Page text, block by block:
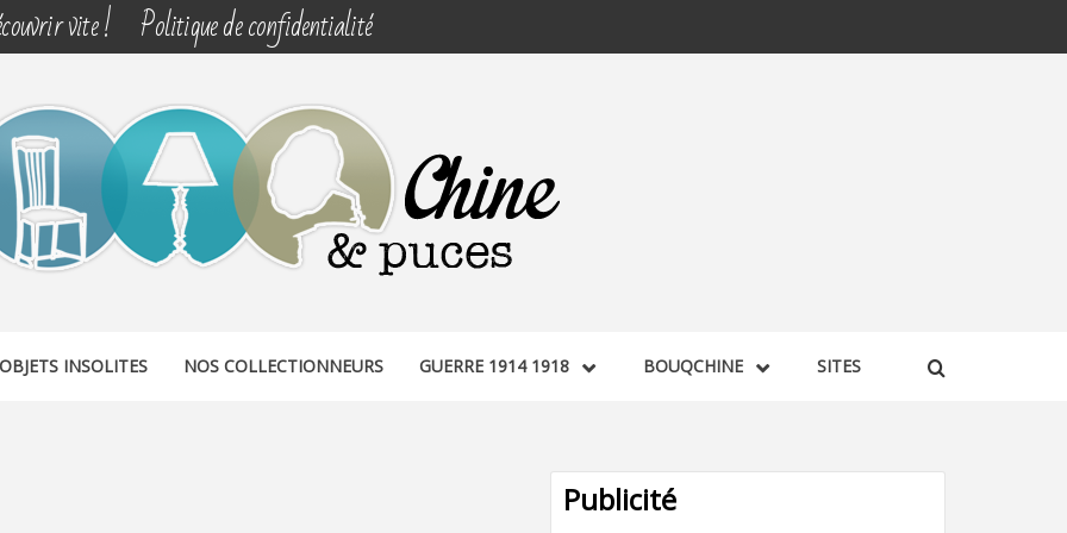
vite ! Politique de confidentialité
PUCES
OBJETS INSOLITES NOS COLLECTIONNEURS GUERRE 1914 1918 BOUQCHINE SITES
Publicité